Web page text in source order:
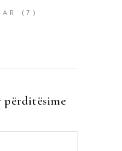
(7)